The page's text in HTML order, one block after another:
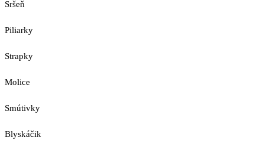
Sršeň
Piliarky
Strapky
Molice
Smútivky
Blyskáčik